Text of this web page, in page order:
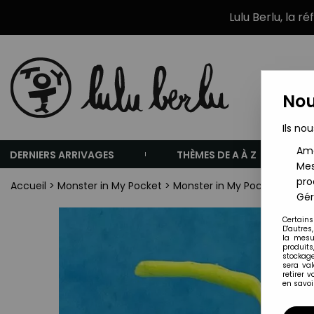
Lulu Berlu, la
DERNIERS ARRIVAGES THÈMES DE A À Z
Accueil > Monster in My Pocket > Monster in My Pocket -
Ils
la
sera
retirer
en